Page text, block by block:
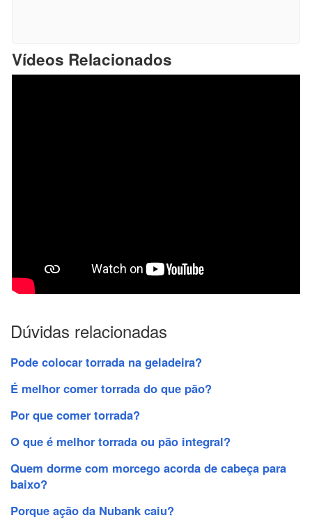
Vídeos Relacionados
Dúvidas relacionadas
Pode colocar torrada na geladeira?
É melhor comer torrada do que pão?
Por que comer torrada?
O que é melhor torrada ou pão integral?
Quem dorme com morcego acorda de cabeça para
baixo?
Porque ação da Nubank caiu?